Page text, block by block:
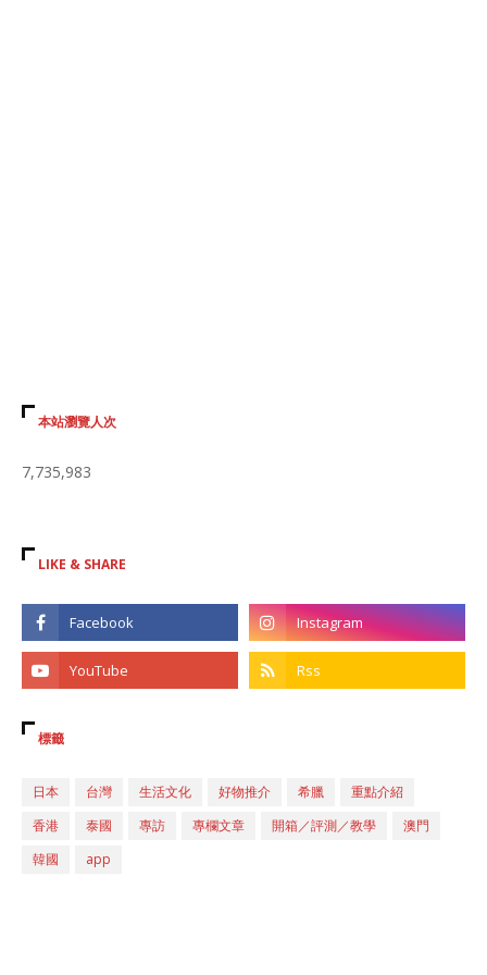
本站瀏覽人次
7,735,983
LIKE & SHARE
標籤
日本 台灣 生活文化 好物推介 希臘
重點介紹
香港
泰國 專訪 專欄文章 開箱／評測／教學
澳門
韓國
app